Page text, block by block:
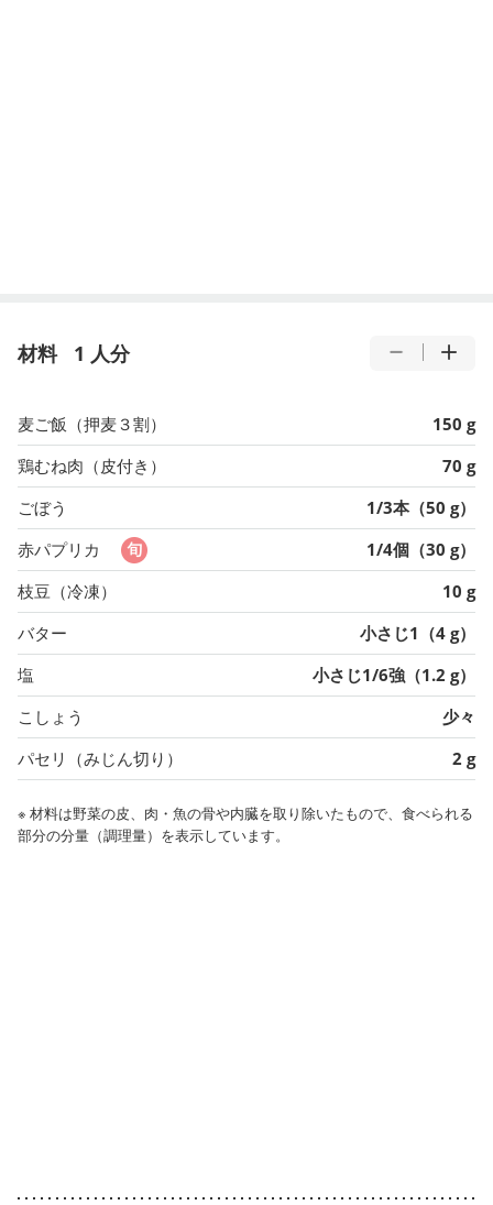
材料 1 人分
麦ご飯（押麦３割）
150 g
鶏むね肉（皮付き）
70 g
ごぼう
1/3本（50 g）
赤パプリカ
1/4個（30 g）
枝豆（冷凍）
10 g
バター
小さじ1（4 g）
塩
小さじ1/6強（1.2 g）
こしょう
少々
パセリ（みじん切り）
2 g
※ 材料は野菜の皮、肉・魚の骨や内臓を取り除いたもので、食べられる
部分の分量（調理量）を表示しています。